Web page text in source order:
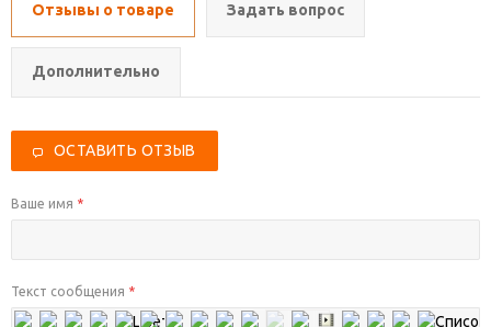
Отзывы о товаре Задать вопрос
Дополнительно
ОСТАВИТЬ ОТЗЫВ
Ваше имя *
Текст сообщения *